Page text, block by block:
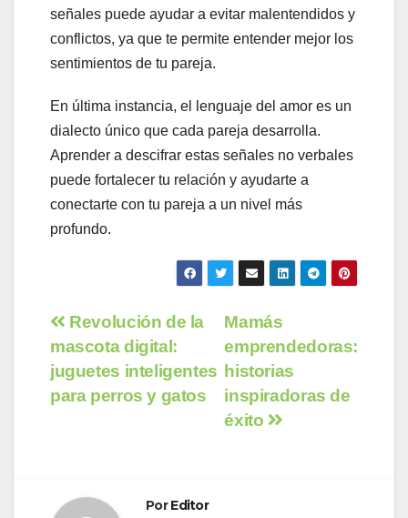
señales puede ayudar a evitar malentendidos y
conflictos, ya que te permite entender mejor los
sentimientos de tu pareja.
En última instancia, el lenguaje del amor es un
dialecto único que cada pareja desarrolla.
Aprender a descifrar estas señales no verbales
puede fortalecer tu relación y ayudarte a
conectarte con tu pareja a un nivel más
profundo.
Navegación
de
entradas
Mamás
emprendedoras:
historias
inspiradoras de
éxito
Revolución de la
mascota digital:
juguetes inteligentes
para perros y gatos
PorEditor